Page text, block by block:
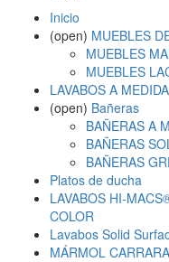
Inicio
(open) MUEBLES
MUEBLES
MUEBLES
LAVABOS A MEDIDA
(open) Bañeras
BAÑERAS A
BAÑERAS
BAÑERAS
Platos de ducha
LAVABOS HI-
COLOR
Lavabos Solid
MÁRMOL